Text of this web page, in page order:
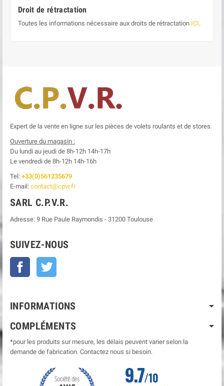
Droit de rétractation
Toutes les informations nécessaire aux droits de rétractation ICI.
Expert de la vente en ligne sur les pièces de volets roulants et de stores.
Ouverture du magasin :
Du lundi au jeudi de 8h-12h 14h-17h
Le vendredi de 8h-12h 14h-16h
Tel: +33(0)561235679
E-mail: contact@cpvr.fr
SARL C.P.V.R.
Adresse: 9 Rue Paule Raymondis - 31200 Toulouse
SUIVEZ-NOUS
Facebook
INFORMATIONS
COMPLÉMENTS
*pour les produits sur mesure, les délais peuvent varier selon la
demande de fabrication. Contactez nous si besoin.